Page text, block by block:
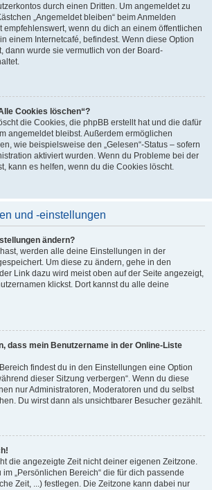
durch einen Dritten. Um angemeldet zu
„Angemeldet bleiben“ beim Anmelden
empfehlenswert, wenn du dich an einem öffentlichen
einem Internetcafé, befindest. Wenn diese Option
dann wurde sie vermutlich von der Board-
Cookies löschen“?
die Cookies, die phpBB erstellt hat und die dafür
angemeldet bleibst. Außerdem ermöglichen
wie beispielsweise den „Gelesen“-Status – sofern
aktiviert wurden. Wenn du Probleme bei der
kann es helfen, wenn du die Cookies löscht.
und -einstellungen
ändern?
werden alle deine Einstellungen in der
Um diese zu ändern, gehe in den
Link dazu wird meist oben auf der Seite angezeigt,
klickst. Dort kannst du alle deine
dass mein Benutzername in der Online-Liste
findest du in den Einstellungen eine Option
dieser Sitzung verbergen“. Wenn du diese
nur Administratoren, Moderatoren und du selbst
Du wirst dann als unsichtbarer Besucher gezählt.
die angezeigte Zeit nicht deiner eigenen Zeitzone.
im „Persönlichen Bereich“ die für dich passende
Zeit, ...) festlegen. Die Zeitzone kann dabei nur